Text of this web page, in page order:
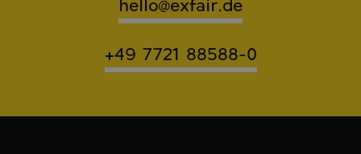
hello@exfair.de
+49 7721 88588-0